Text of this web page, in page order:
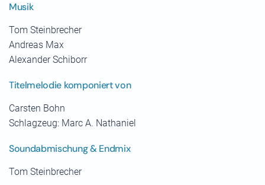
Musik
Tom Steinbrecher
Andreas Max
Alexander Schiborr
Titelmelodie komponiert von
Carsten Bohn
Schlagzeug: Marc A. Nathaniel
Soundabmischung & Endmix
Tom Steinbrecher